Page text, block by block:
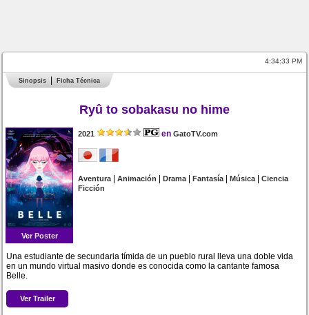
4:34:33 PM
Sinopsis Ficha Técnica
Ryû to sobakasu no hime
Ver Poster
2021 en GatoTV.com
Aventura|Animación |Drama|Fantasía|Música|Ciencia
Ficción
Una estudiante de secundaria tímida de un pueblo rural lleva una doble vida
en un mundo virtual masivo donde es conocida como la cantante famosa
Belle.
Ver Trailer